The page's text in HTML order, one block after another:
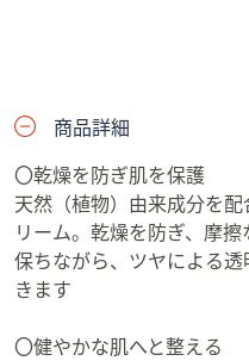
商品詳細
〇乾燥を防ぎ肌を保護
天然（植物）由来成分を
リーム。乾燥を防ぎ、摩
保ちながら、ツヤによる
きます
〇健やかな肌へと整える